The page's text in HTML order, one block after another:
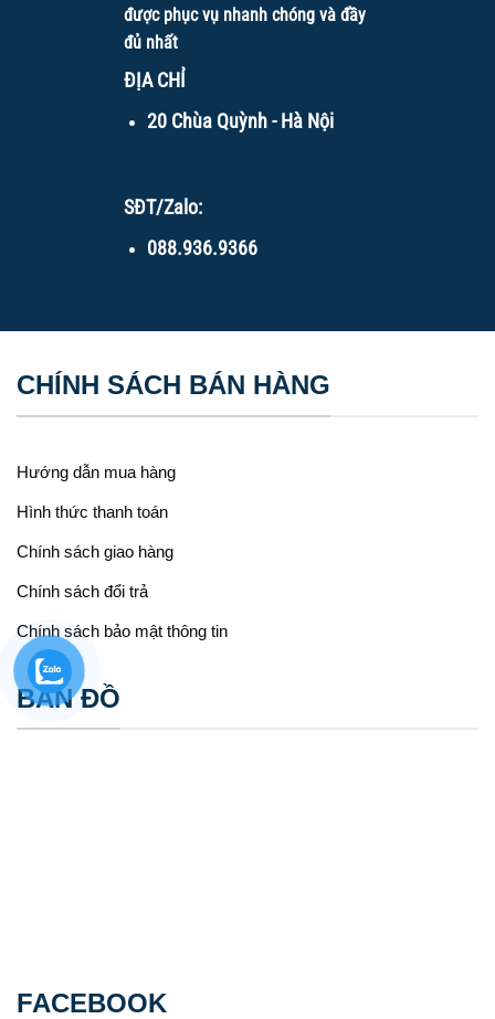
được phục vụ nhanh chóng và đầy
đủ nhất
ĐỊA CHỈ
20 Chùa Quỳnh - Hà Nội
SĐT/Zalo:
088.936.9366
CHÍNH SÁCH BÁN HÀNG
Hướng dẫn mua hàng
Hình thức thanh toán
Chính sách giao hàng
Chính sách đổi trả
Chính sách bảo mật thông tin
BẢN ĐỒ
FACEBOOK